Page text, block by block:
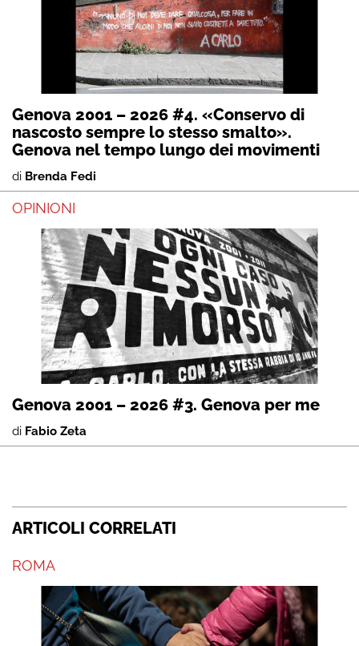
Genova 2001 – 2026 #4. «Conservo di
nascosto sempre lo stesso smalto».
Genova nel tempo lungo dei movimenti
di Brenda Fedi
OPINIONI
Genova 2001 – 2026 #3. Genova per me
di Fabio Zeta
ARTICOLI CORRELATI
ROMA